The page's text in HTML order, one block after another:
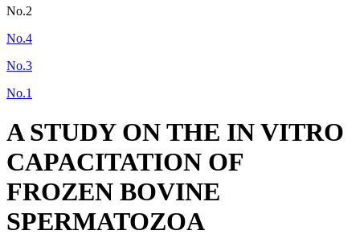
No.2
No.4
No.3
No.1
A STUDY ON THE IN VITRO
CAPACITATION OF
FROZEN BOVINE
SPERMATOZOA